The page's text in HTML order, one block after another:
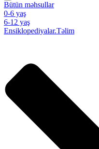
Bütün məhsullar
0-6 yaş
6-12 yaş
Ensiklopediyalar.Təlim